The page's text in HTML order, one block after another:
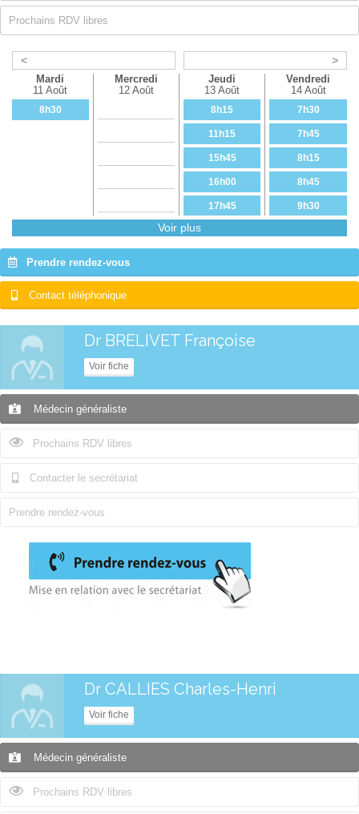
< >
Mardi
11 Août
8h30
Mercredi
12 Août
Jeudi
13 Août
8h15
11h15
15h45
16h00
17h45
Vendredi
14 Août
7h30
7h45
8h15
8h45
9h30
10h15
Voir plus
Prendre rendez-vous
Contact téléphonique
Prochains RDV libres
Dr BRELIVET Françoise
Voir fiche
Médecin généraliste
Prochains RDV libres
Contacter le secrétariat
Prendre rendez-vous
Dr CALLIES Charles-Henri
Voir fiche
Médecin généraliste
Prochains RDV libres